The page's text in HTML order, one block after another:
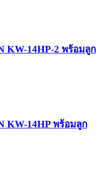
KW-14HP-2 พร้อมลูก
KW-14HP พร้อมลูก